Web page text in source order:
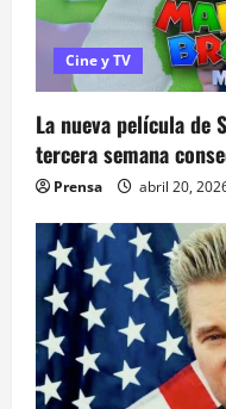
a
Cine y TV
La nueva película de
tercera semana
Prensa abril 20,